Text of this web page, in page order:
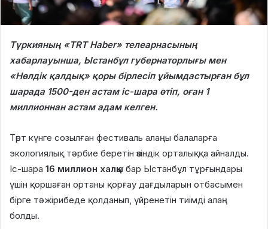
Түркияның «TRT Haber» телеарнасының
хабарлауынша, Ыстанбұл губернаторлығы мен
«Нөлдік қалдық» қоры бірлесіп ұйымдастырған бұл
шарада 1500-ден астам іс-шара өтіп, оған 1
миллионнан астам адам келген.
Төрт күнге созылған фестиваль алаңы балаларға
экологиялық тәрбие беретін өзіндік орталыққа айналды.
Іс-шара 16 миллион халқы бар Ыстанбұл тұрғындары
үшін қоршаған ортаны қорғау дағдыларын отбасымен
бірге тәжірибеде қолданып, үйренетін тиімді алаң
болды.